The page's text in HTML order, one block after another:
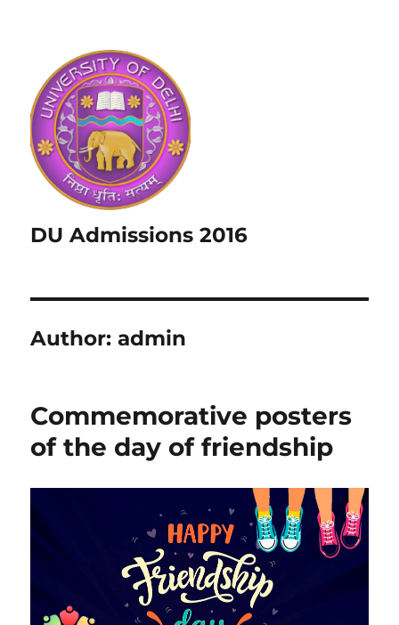
DU Admissions 2016
Author:admin
Commemorative posters
of the day of friendship